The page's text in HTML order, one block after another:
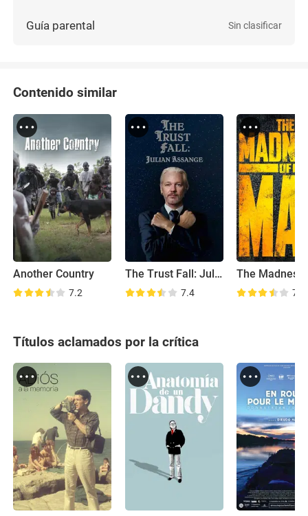
Guía parental Sin clasificar
Contenido similar
Another Country
7.2
The Trust Fall: Julian Assange
7.4 7.5
Títulos aclamados por la crítica